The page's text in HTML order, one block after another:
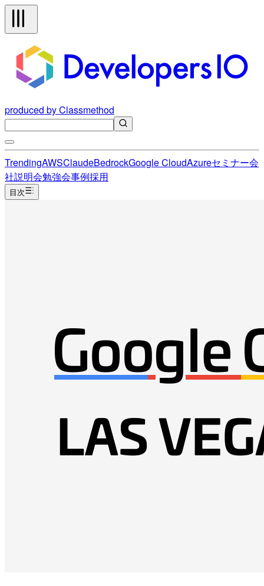
produced by Classmethod
TrendingAWSClaudeBedrockGoogle CloudAzureセミナー会
社説明会勉強会事例採用
目次